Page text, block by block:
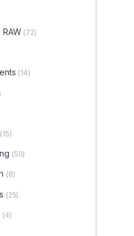
RAW (72)
(14)
(15)
(50)
(8)
(25)
(4)